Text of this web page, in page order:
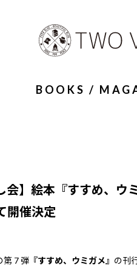
BOOKS /
会】絵本『すすめ、ウ
開催決定
第 7 弾 『すすめ、ウミガメ』 の刊